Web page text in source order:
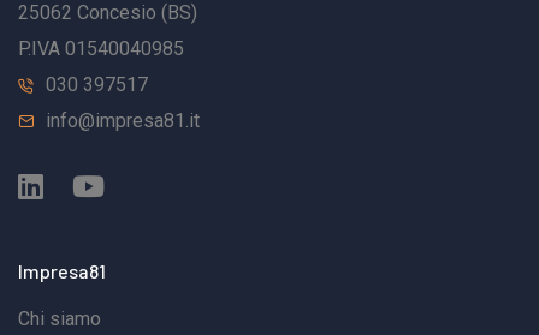
25062 Concesio (BS)
P.IVA 01540040985
030 397517
info@impresa81.it
Impresa81
Chi siamo